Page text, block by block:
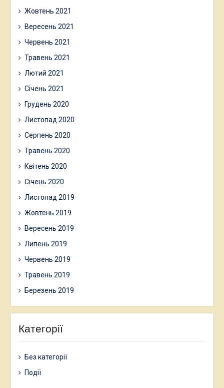
Жовтень 2021
Вересень 2021
Червень 2021
Травень 2021
Лютий 2021
Січень 2021
Грудень 2020
Листопад 2020
Серпень 2020
Травень 2020
Квітень 2020
Січень 2020
Листопад 2019
Жовтень 2019
Вересень 2019
Липень 2019
Червень 2019
Травень 2019
Березень 2019
Категорії
Без категорії
Події